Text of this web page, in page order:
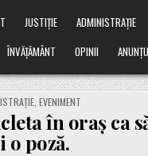
JUSTIȚIE ADMINISTRAȚIE
ÎNVĂȚĂMÂNT OPINII
,EVENIMENT
în oraș ca
o poză.